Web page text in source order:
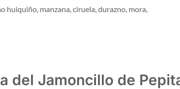
huiquiño, manzana, ciruela, durazno, mora,
del Jamoncillo de